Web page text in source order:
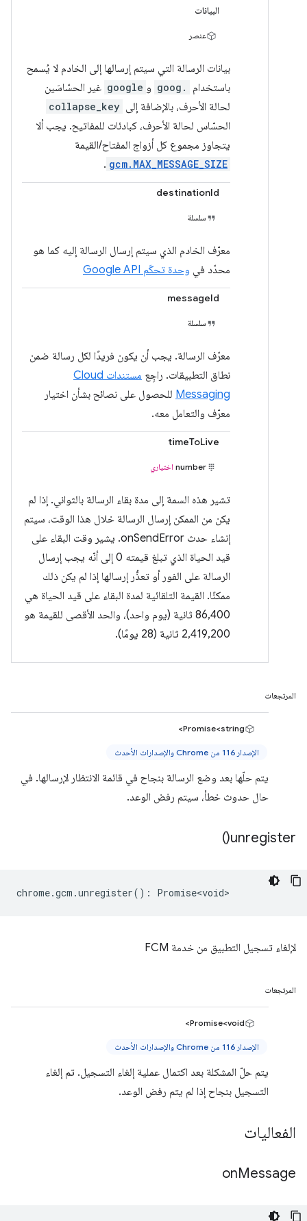
البيانات
عنصر
بيانات الرسالة التي سيتم إرسالها إلى الخادم لا يُسمح
باستخدام
goog. و google غير الحسّاسَين
لحالة الأحرف، بالإضافة إلى collapse_key
الحسّاس لحالة الأحرف، كبادئات للمفاتيح. يجب ألا
يتجاوز مجموع كل أزواج المفتاح/القيمة
gcm.MAX_MESSAGE_SIZE
.
destinationId
سلسلة
معرّف الخادم الذي سيتم إرسال الرسالة إليه كما هو
محدّد في وحدة تحكّم Google API
messageId
سلسلة
معرّف الرسالة. يجب أن يكون فريدًا لكل رسالة ضمن
نطاق التطبيقات. راجِع
مستندات Cloud
Messaging للحصول على نصائح بشأن اختيار
معرّف والتعامل معه.
timeToLive
number اختياري
تشير هذه السمة إلى مدة بقاء الرسالة بالثواني. إذا لم
يكن من الممكن إرسال الرسالة خلال هذا الوقت، سيتم
إنشاء حدث onSendError. يشير وقت البقاء على
قيد الحياة الذي تبلغ قيمته 0 إلى أنّه يجب إرسال
الرسالة على الفور أو تعذُّر إرسالها إذا لم يكن ذلك
ممكنًا. القيمة التلقائية لمدة البقاء على قيد الحياة هي
86,400 ثانية (يوم واحد)، والحد الأقصى للقيمة هو
2,419,200 ثانية (28 يومًا).
المرتجعات
Promise<string>
الإصدار 116 من Chrome والإصدارات الأحدث
يتم حلّها بعد وضع الرسالة بنجاح في قائمة الانتظار لإرسالها. في
حال حدوث خطأ، سيتم رفض الوعد.
unregister(
)
chrome.gcm .unregister() : Promise<void>
لإلغاء تسجيل التطبيق من خدمة FCM
المرتجعات
Promise<void>
الإصدار 116 من Chrome والإصدارات الأحدث
يتم حلّ المشكلة بعد اكتمال عملية إلغاء التسجيل. تم إلغاء
التسجيل بنجاح إذا لم يتم رفض الوعد.
الفعاليات
onMessage